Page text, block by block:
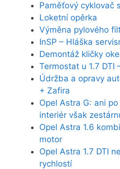
Paměťový cyklovač
Loketní opěrka
Výměna pylového
InSP – Hláška
Demontáž kličky
Termostat u 1.7 DTI
Údržba a opravy
+ Zafira
Opel Astra G: ani
interiér však
Opel Astra 1.6
motor
Opel Astra 1.7 DTI
rychlostí